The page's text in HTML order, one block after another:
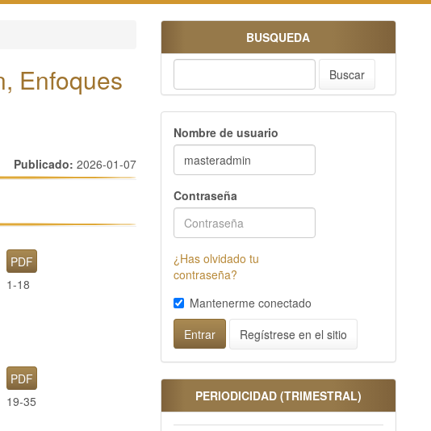
Enfoques
Publicado: 2026-01-07
PDF
1-18
PDF
19-35
BUSQUEDA
Buscar
Nombre de usuario
Contraseña
¿Has olvidado tu
contraseña?
Mantenerme conectado
Entrar
Regístrese en el sitio
PERIODICIDAD (TRIMESTRAL)